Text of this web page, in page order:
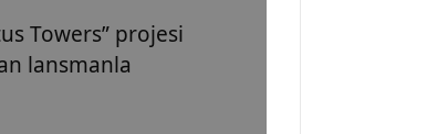
Towers” projesi
lansmanla